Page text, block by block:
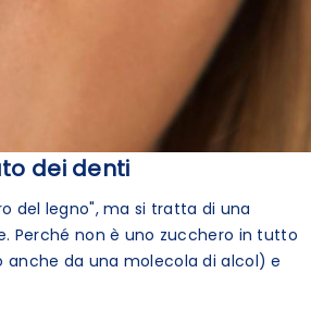
dei denti
del legno", ma si tratta di una
Perché non è uno zucchero in tutto
da una molecola di alcol) e